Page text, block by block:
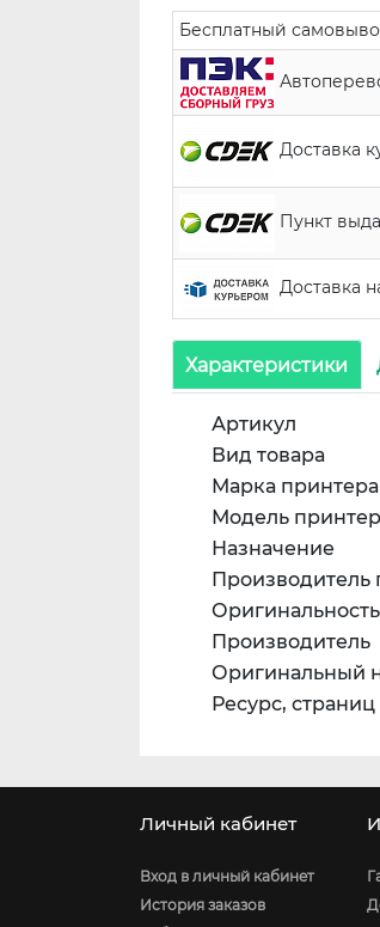
Бесплатный
Доставка
Пункт
Доставка
Характеристики
Артикул
Вид товара
Марка принтера
Модель
Назначение
Производитель
Оригинальность
Производитель
Оригинальный
Ресурс, страниц
Личный кабинет
Вход в личный кабинет
История заказов